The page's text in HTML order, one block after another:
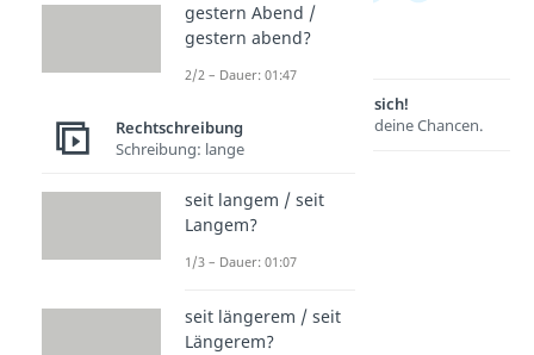
Lernen lohnt sich!
Entdecke hier deine Chancen.
gestern Abend /
gestern abend?
2/2 – Dauer: 01:47
Rechtschreibung
Schreibung: lange
seit langem / seit
Langem?
1/3 – Dauer: 01:07
seit längerem / seit
Längerem?